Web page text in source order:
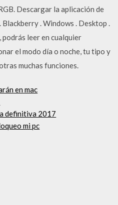
Descargar la aplicación de
. Windows . Desktop .
podrás leer en cualquier
el modo día o noche, tu tipo y
muchas funciones.
en mac
definitiva 2017
mi pc